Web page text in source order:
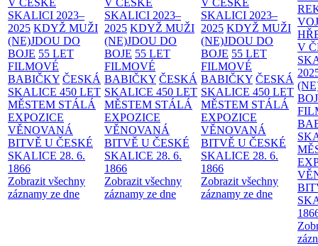
V ČESKÉ
SKALICI 2023–
2025 KDYŽ MUŽI
(NE)JDOU DO
BOJE 55 LET
FILMOVÉ
BABIČKY ČESKÁ
SKALICE 450 LET
MĚSTEM STÁLÁ
EXPOZICE
VĚNOVANÁ
BITVĚ U ČESKÉ
SKALICE 28. 6.
1866
Zobrazit všechny
záznamy ze dne
V ČESKÉ
SKALICI 2023–
2025 KDYŽ MUŽI
(NE)JDOU DO
BOJE 55 LET
FILMOVÉ
BABIČKY ČESKÁ
SKALICE 450 LET
MĚSTEM STÁLÁ
EXPOZICE
VĚNOVANÁ
BITVĚ U ČESKÉ
SKALICE 28. 6.
1866
Zobrazit všechny
záznamy ze dne
V ČESKÉ
SKALICI 2023–
2025 KDYŽ MUŽI
(NE)JDOU DO
BOJE 55 LET
FILMOVÉ
BABIČKY ČESKÁ
SKALICE 450 LET
MĚSTEM STÁLÁ
EXPOZICE
VĚNOVANÁ
BITVĚ U ČESKÉ
SKALICE 28. 6.
1866
Zobrazit všechny
záznamy ze dne
V